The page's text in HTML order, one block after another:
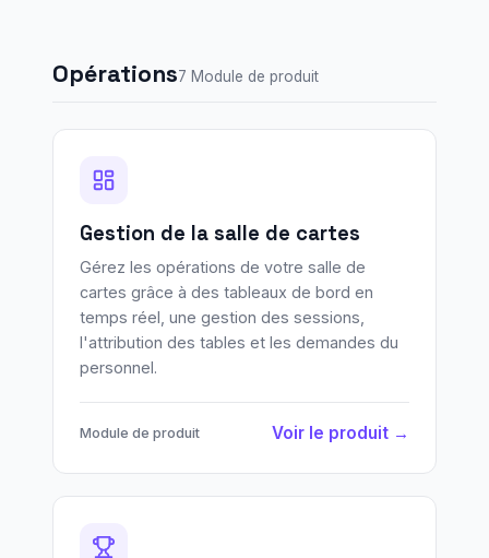
Opérations7 Module de produit
Gestion de la salle de cartes
Gérez les opérations de votre salle de
cartes grâce à des tableaux de bord en
temps réel, une gestion des sessions,
l'attribution des tables et les demandes du
personnel.
Module de produit Voir le produit →